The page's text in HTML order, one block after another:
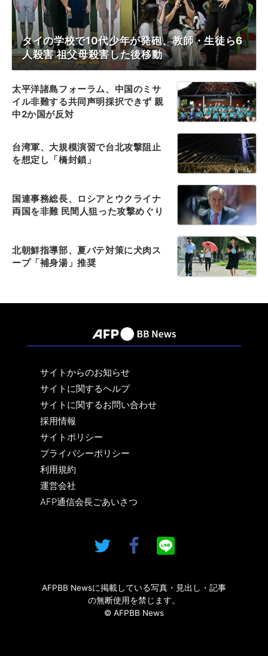
タイの学校で10代少年が発砲、教師・生徒ら6
人殺害 祖父母殺害した後移動
太平洋諸島フォーラム、中国のミサ
イル非難する共同声明採択できず 親
中2か国が反対
台湾軍、大規模演習で台北攻撃阻止
を想定し「橋封鎖」
国連事務総長、ロシアとウクライナ
両国を非難 民間人狙った攻撃めぐり
北朝鮮指導部、夏バテ対策に犬肉ス
ープ「補身湯」推奨
サイトからのお知らせ
サイトに関するヘルプ
サイトに関するお問い合わせ
採用情報
サイトポリシー
プライバシーポリシー
利用規約
運営会社
AFP通信会長ごあいさつ
AFPBB Newsに掲載している写真・見出し・記事
の無断使用を禁じます。
© AFPBB News